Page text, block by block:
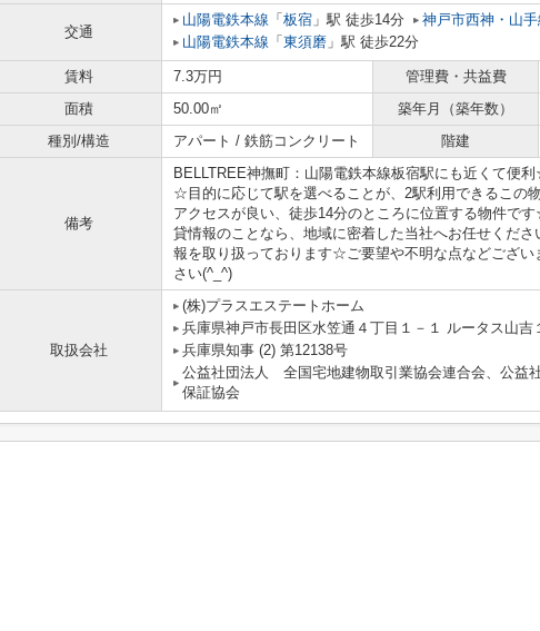
交通
山陽電鉄本線 「 板宿 」駅 徒歩14分 神戸市西神・山手
山陽電鉄本線 「 東須磨 」駅 徒歩22分
賃料 7.3万円 管理費・共益費
面積
50.00㎡ 築年月（築年数）
種別/構造
アパート / 鉄筋コンクリート 階建
備考
BELLTREE神撫町：山陽電鉄本線板宿駅にも近くて便
☆目的に応じて駅を選べることが、2駅利用できるこの
アクセスが良い、徒歩14分のところに位置する物件で
貸情報のことなら、地域に密着した当社へお任せくだ
報を取り扱っております☆ご要望や不明な点などござい
さい(^_^)
取扱会社
(株)プラスエステートホーム
兵庫県神戸市長田区水笠通４丁目１－１ ルータス山吉
兵庫県知事 (2) 第12138号
公益社団法人 全国宅地建物取引業協会連合会、公益
保証協会